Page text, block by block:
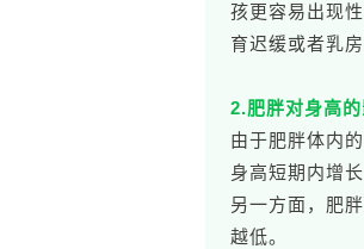
孩更容易出现
育迟缓或者乳
2.肥胖对身高
由于肥胖体内
身高短期内增
另一方面，肥
越低。